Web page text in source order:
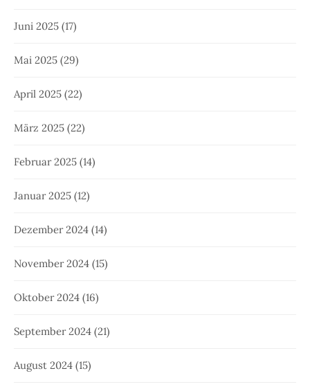
Juni 2025 (17)
Mai 2025 (29)
April 2025 (22)
März 2025 (22)
Februar 2025 (14)
Januar 2025 (12)
Dezember 2024 (14)
November 2024 (15)
Oktober 2024 (16)
September 2024 (21)
August 2024 (15)